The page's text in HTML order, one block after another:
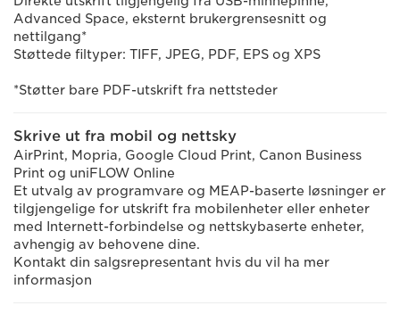
Advanced Space, eksternt brukergrensesnitt og
nettilgang*
Støttede filtyper: TIFF, JPEG, PDF, EPS og XPS
*Støtter bare PDF-utskrift fra nettsteder
Skrive ut fra mobil og nettsky
AirPrint, Mopria, Google Cloud Print, Canon Business
Print og uniFLOW Online
Et utvalg av programvare og MEAP-baserte løsninger er
tilgjengelige for utskrift fra mobilenheter eller enheter
med Internett-forbindelse og nettskybaserte enheter,
avhengig av behovene dine.
Kontakt din salgsrepresentant hvis du vil ha mer
informasjon